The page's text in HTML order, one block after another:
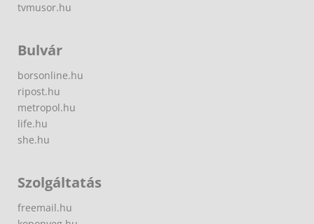
tvmusor.hu
Bulvár
borsonline.hu
ripost.hu
metropol.hu
life.hu
she.hu
Szolgáltatás
freemail.hu